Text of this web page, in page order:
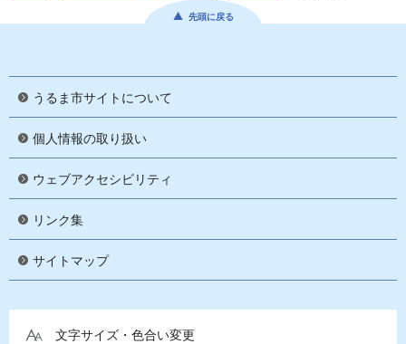
先頭に戻る
うるま市サイトについて
個人情報の取り扱い
ウェブアクセシビリティ
リンク集
サイトマップ
文字サイズ・色合い変更